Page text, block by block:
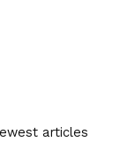
articles